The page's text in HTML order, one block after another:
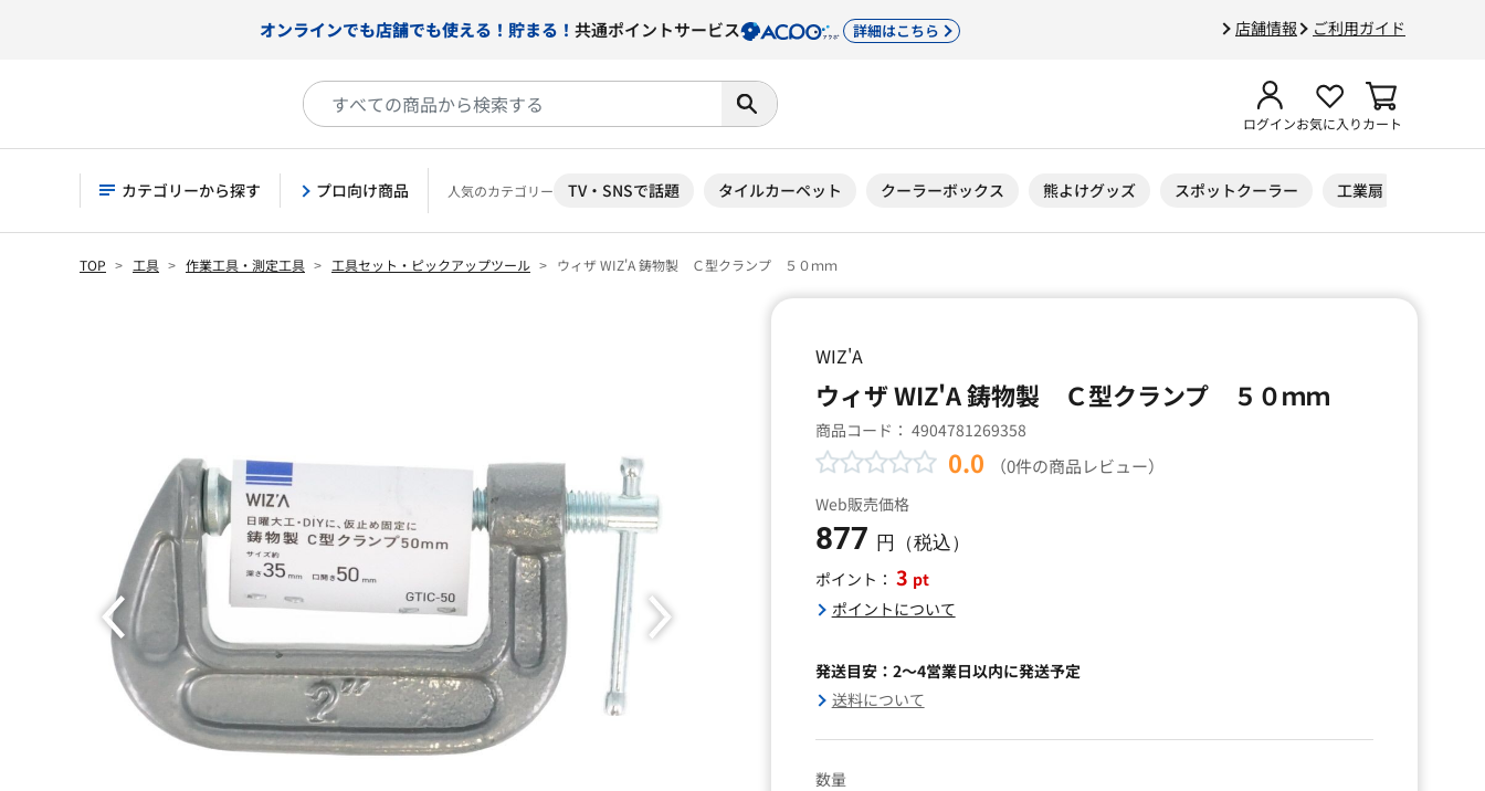
店舗情報 ご利用ガイド
オンラインでも店舗でも使える！貯まる！ 共通ポイントサービス 詳細はこちら
ログインお気に入りカート
カテゴリーから探す プロ向け商品 人気のカテゴリー TV・SNSで話題 タイルカーペット クーラーボックス 熊よけグッズ スポットクーラー 工業扇
TOP 工具 作業工具・測定工具 工具セット・ピックアップツール ウィザ WIZ'A 鋳物製 Ｃ型クランプ ５０ｍｍ
WIZ'A
ウィザ WIZ'A 鋳物製 Ｃ型クランプ ５０ｍｍ
商品コード： 4904781269358
0.0 （0件の商品レビュー）
Web販売価格
877 円（税込）
ポイント： 3 pt
ポイントについて
発送目安：2～4営業日以内に発送予定
送料について
数量